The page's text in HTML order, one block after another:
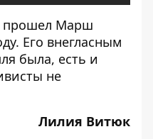
прошел Марш
. Его внегласным
была, есть и
не
Лилия Витюк